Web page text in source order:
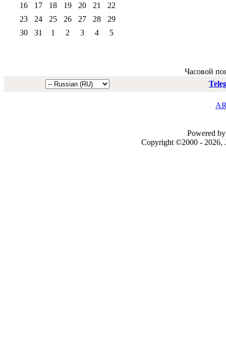
16
17 18 19 20 21
22
23
24 25 26 27 28
29
30
31 1 2 3 4 5
Часовой
Powered
Copyright ©2000 - 2026,